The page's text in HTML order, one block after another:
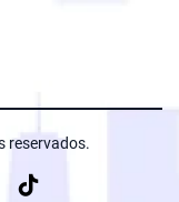
reservados.